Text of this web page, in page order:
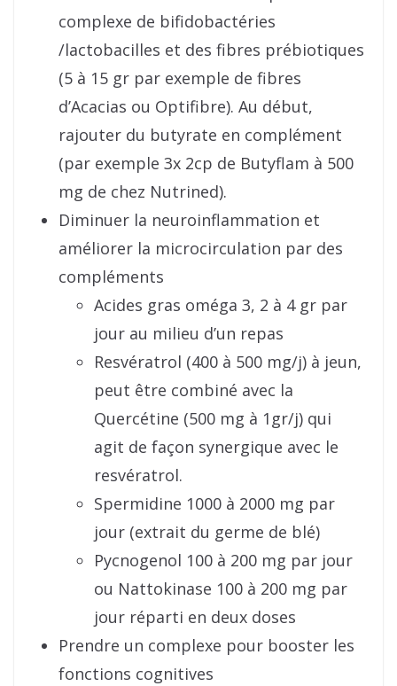
complexe de bifidobactéries
/lactobacilles et des fibres prébiotiques
(5 à 15 gr par exemple de fibres
d’Acacias ou Optifibre). Au début,
rajouter du butyrate en complément
(par exemple 3x 2cp de Butyflam à 500
mg de chez Nutrined).
Diminuer la neuroinflammation et
améliorer la microcirculation par des
compléments
Acides gras oméga 3, 2 à 4 gr par
jour au milieu d’un repas
Resvératrol (400 à 500 mg/j) à jeun,
peut être combiné avec la
Quercétine (500 mg à 1gr/j) qui
agit de façon synergique avec le
resvératrol.
Spermidine 1000 à 2000 mg par
jour (extrait du germe de blé)
Pycnogenol 100 à 200 mg par jour
ou Nattokinase 100 à 200 mg par
jour réparti en deux doses
Prendre un complexe pour booster les
fonctions cognitives